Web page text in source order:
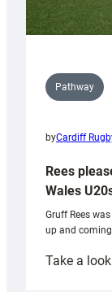
Pathway
byCardiff
Rees
Wales
Gruff Rees
up and
Take a look: